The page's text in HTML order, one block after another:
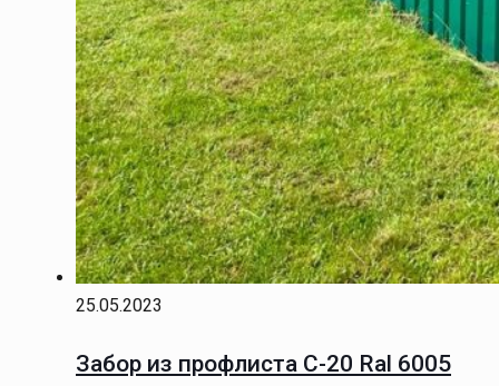
25.05.2023
Забор из профлиста С-20 Ral 6005